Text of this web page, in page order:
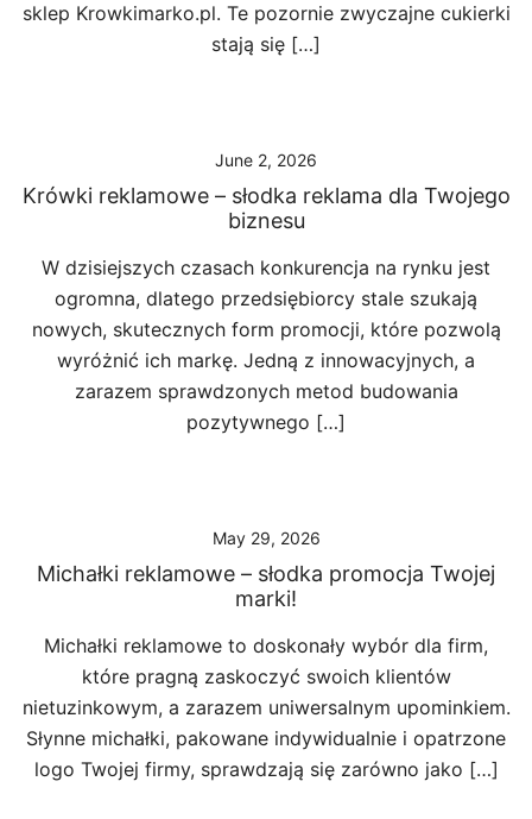
sklep Krowkimarko.pl. Te pozornie zwyczajne cukierki
stają się […]
June 2, 2026
Krówki reklamowe – słodka reklama dla Twojego
biznesu
W dzisiejszych czasach konkurencja na rynku jest
ogromna, dlatego przedsiębiorcy stale szukają
nowych, skutecznych form promocji, które pozwolą
wyróżnić ich markę. Jedną z innowacyjnych, a
zarazem sprawdzonych metod budowania
pozytywnego […]
May 29, 2026
Michałki reklamowe – słodka promocja Twojej
marki!
Michałki reklamowe to doskonały wybór dla firm,
które pragną zaskoczyć swoich klientów
nietuzinkowym, a zarazem uniwersalnym upominkiem.
Słynne michałki, pakowane indywidualnie i opatrzone
logo Twojej firmy, sprawdzają się zarówno jako […]